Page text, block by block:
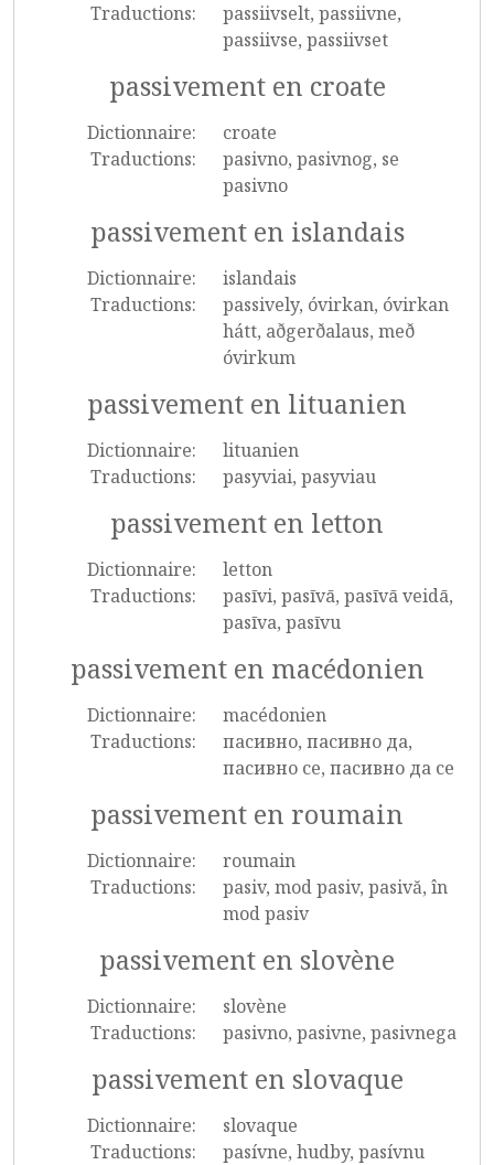
Traductions:
passiivselt, passiivne,
passiivse, passiivset
passivement en croate
Dictionnaire:
croate
Traductions:
pasivno, pasivnog, se
pasivno
passivement en islandais
Dictionnaire:
islandais
Traductions:
passively, óvirkan, óvirkan
hátt, aðgerðalaus, með
óvirkum
passivement en lituanien
Dictionnaire:
lituanien
Traductions:
pasyviai, pasyviau
passivement en letton
Dictionnaire:
letton
Traductions:
pasīvi, pasīvā, pasīvā veidā,
pasīva, pasīvu
passivement en macédonien
Dictionnaire:
macédonien
Traductions:
пасивно, пасивно да,
пасивно се, пасивно да се
passivement en roumain
Dictionnaire:
roumain
Traductions:
pasiv, mod pasiv, pasivă, în
mod pasiv
passivement en slovène
Dictionnaire:
slovène
Traductions:
pasivno, pasivne, pasivnega
passivement en slovaque
Dictionnaire:
slovaque
Traductions:
pasívne, hudby, pasívnu